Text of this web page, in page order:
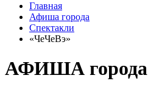
Главная
Афиша города
Спектакли
«ЧеЧеВэ»
АФИША города